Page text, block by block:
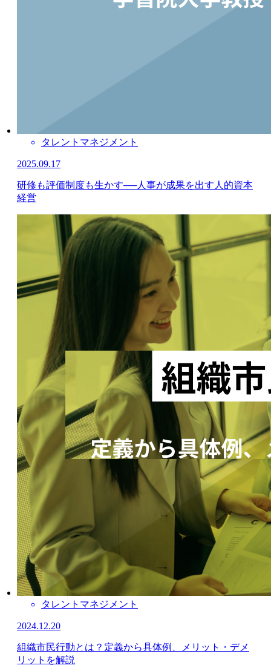
タレントマネジメント
2025.09.17
研修も評価制度も生かす──人事が成果を出す人的資本
経営
タレントマネジメント
2024.12.20
組織市民行動とは？定義から具体例、メリット・デメ
リットを解説